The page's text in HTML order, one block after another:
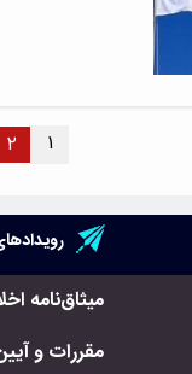
۱ ۲
میثاق‌نامه
مقررات و